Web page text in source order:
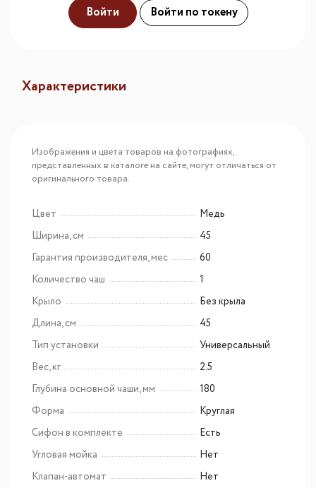
Войти Войти по токену
Характеристики
Изображения и цвета товаров на фотографиях,
представленных в каталоге на сайте, могут отличаться от
оригинального товара.
Цвет
Медь
Ширина, см
45
Гарантия производителя, мес
60
Количество чаш
1
Крыло
Без крыла
Длина, см
45
Тип установки
Универсальный
Вес, кг
2.5
Глубина основной чаши, мм
180
Форма
Круглая
Сифон в комплекте
Есть
Угловая мойка
Нет
Клапан-автомат
Нет